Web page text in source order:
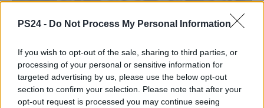
PS24 - Do Not Process My Personal Information
If you wish to opt-out of the sale, sharing to third parties, or
processing of your personal or sensitive information for
targeted advertising by us, please use the below opt-out
section to confirm your selection. Please note that after your
opt-out request is processed you may continue seeing